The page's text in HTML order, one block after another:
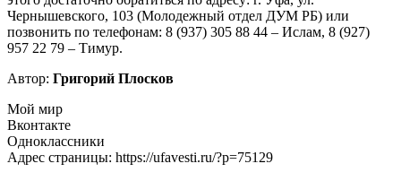
Чернышевского, 103 (Молодежный отдел ДУМ РБ) или
позвонить по телефонам: 8 (937) 305 88 44 – Ислам, 8 (927)
957 22 79 – Тимур.
Автор: Григорий Плосков
Мой мир
Вконтакте
Одноклассники
Адрес страницы: https://ufavesti.ru/?p=75129